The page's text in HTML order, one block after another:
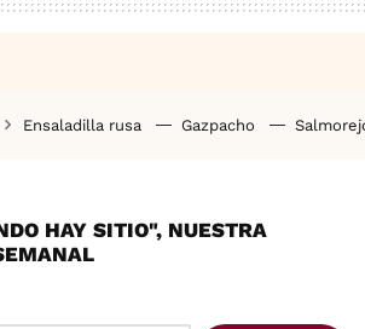
Ensaladilla rusa Gazpacho
HAY SITIO", NUESTRA